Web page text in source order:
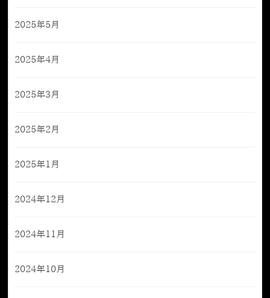
2025年5月
2025年4月
2025年3月
2025年2月
2025年1月
2024年12月
2024年11月
2024年10月